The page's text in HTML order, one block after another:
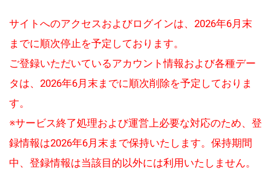
サイトへのアクセスおよびログインは、2026年6月末
までに順次停止を予定しております。
ご登録いただいているアカウント情報および各種デー
タは、2026年6月末までに順次削除を予定しておりま
す。
※サービス終了処理および運営上必要な対応のため、登
録情報は2026年6月末まで保持いたします。保持期間
中、登録情報は当該目的以外には利用いたしません。